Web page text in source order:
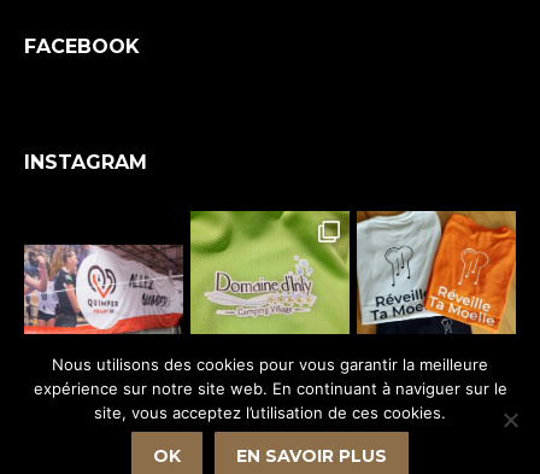
FACEBOOK
INSTAGRAM
Suivez-nous
Nous utilisons des cookies pour vous garantir la meilleure
expérience sur notre site web. En continuant à naviguer sur le
site, vous acceptez l’utilisation de ces cookies.
OK EN SAVOIR PLUS